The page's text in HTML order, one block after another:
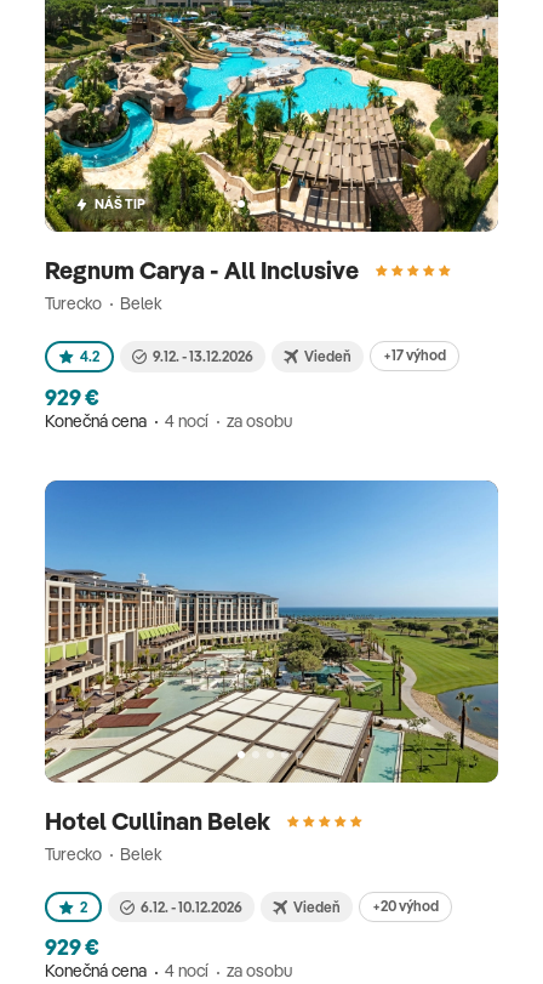
NÁŠ TIP
Regnum Carya - All Inclusive
Turecko Belek
4.2 9.12. - 13.12.2026 Viedeň +17 výhod
929 €
Konečná cena 4 nocí za osobu
Hotel Cullinan Belek
Turecko Belek
2 6.12. - 10.12.2026 Viedeň +20 výhod
929 €
Konečná cena 4 nocí za osobu